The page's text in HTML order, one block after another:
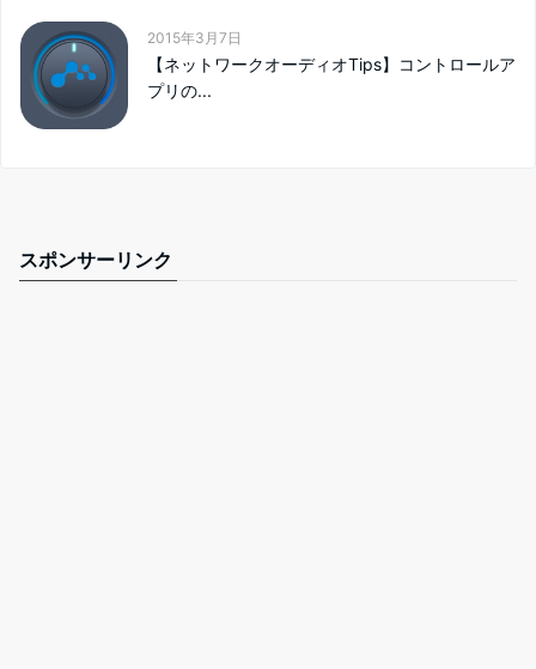
2015年3月7日
【ネットワークオーディオTips】コントロールア
プリの...
スポンサーリンク